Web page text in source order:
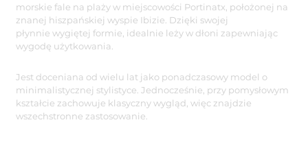
morskie fale na plaży w miejscowości Portinatx, położonej na
znanej hiszpańskiej wyspie Ibizie. Dzięki swojej
płynnie wygiętej formie, idealnie leży w dłoni zapewniając
wygodę użytkowania.
Jest doceniana od wielu lat jako ponadczasowy model o
minimalistycznej stylistyce. Jednocześnie, przy pomysłowym
kształcie zachowuje klasyczny wygląd, więc znajdzie
wszechstronne zastosowanie.